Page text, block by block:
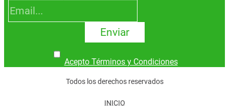
Enviar
Acepto Términos y Condiciones
Todos los derechos reservados
INICIO